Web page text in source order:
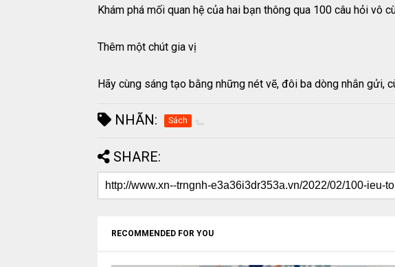
Khám phá mối quan hệ của hai bạn thông qua 100 câu hỏi vô
Thêm một chút gia vị
Hãy cùng sáng tạo bằng những nét vẽ, đôi ba dòng nhắn gửi,
NHÃN: Sách
SHARE:
RECOMMENDED FOR YOU